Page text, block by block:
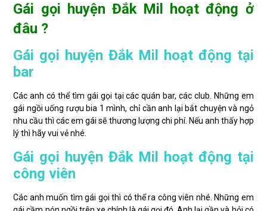
Gái gọi huyện Đắk Mil hoạt động ở
đâu ?
Gái gọi huyện Đắk Mil hoạt động tại
bar
Các anh có thể tìm gái gọi tại các quán bar, các club. Những em
gái ngồi uống rượu bia 1 mình, chỉ cần anh lại bắt chuyện và ngỏ
nhu cầu thì các em gái sẽ thương lượng chi phí. Nếu anh thấy hợp
lý thì hãy vui vẻ nhé.
Gái gọi huyện Đắk Mil hoạt động tại
công viên
Các anh muốn tìm gái gọi thì có thể ra công viên nhé. Những em